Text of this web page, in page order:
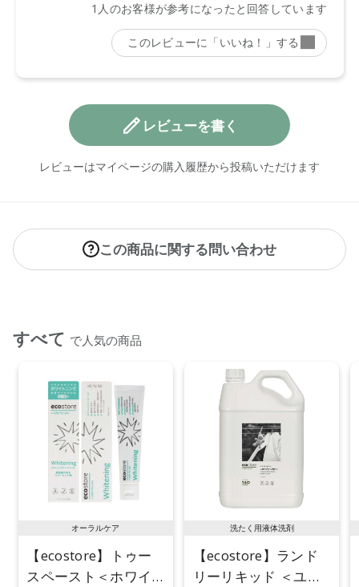
レビューを書く
レビューはマイページの購入履歴から投稿いただけます
この商品に関する問い合わせ
すべて で人気の商品
オーラルケア
【ecostore】トゥー
スペースト＜ホワイ
洗たく用液体洗剤
【ecostore】ランド
リーリキッド ＜ユー